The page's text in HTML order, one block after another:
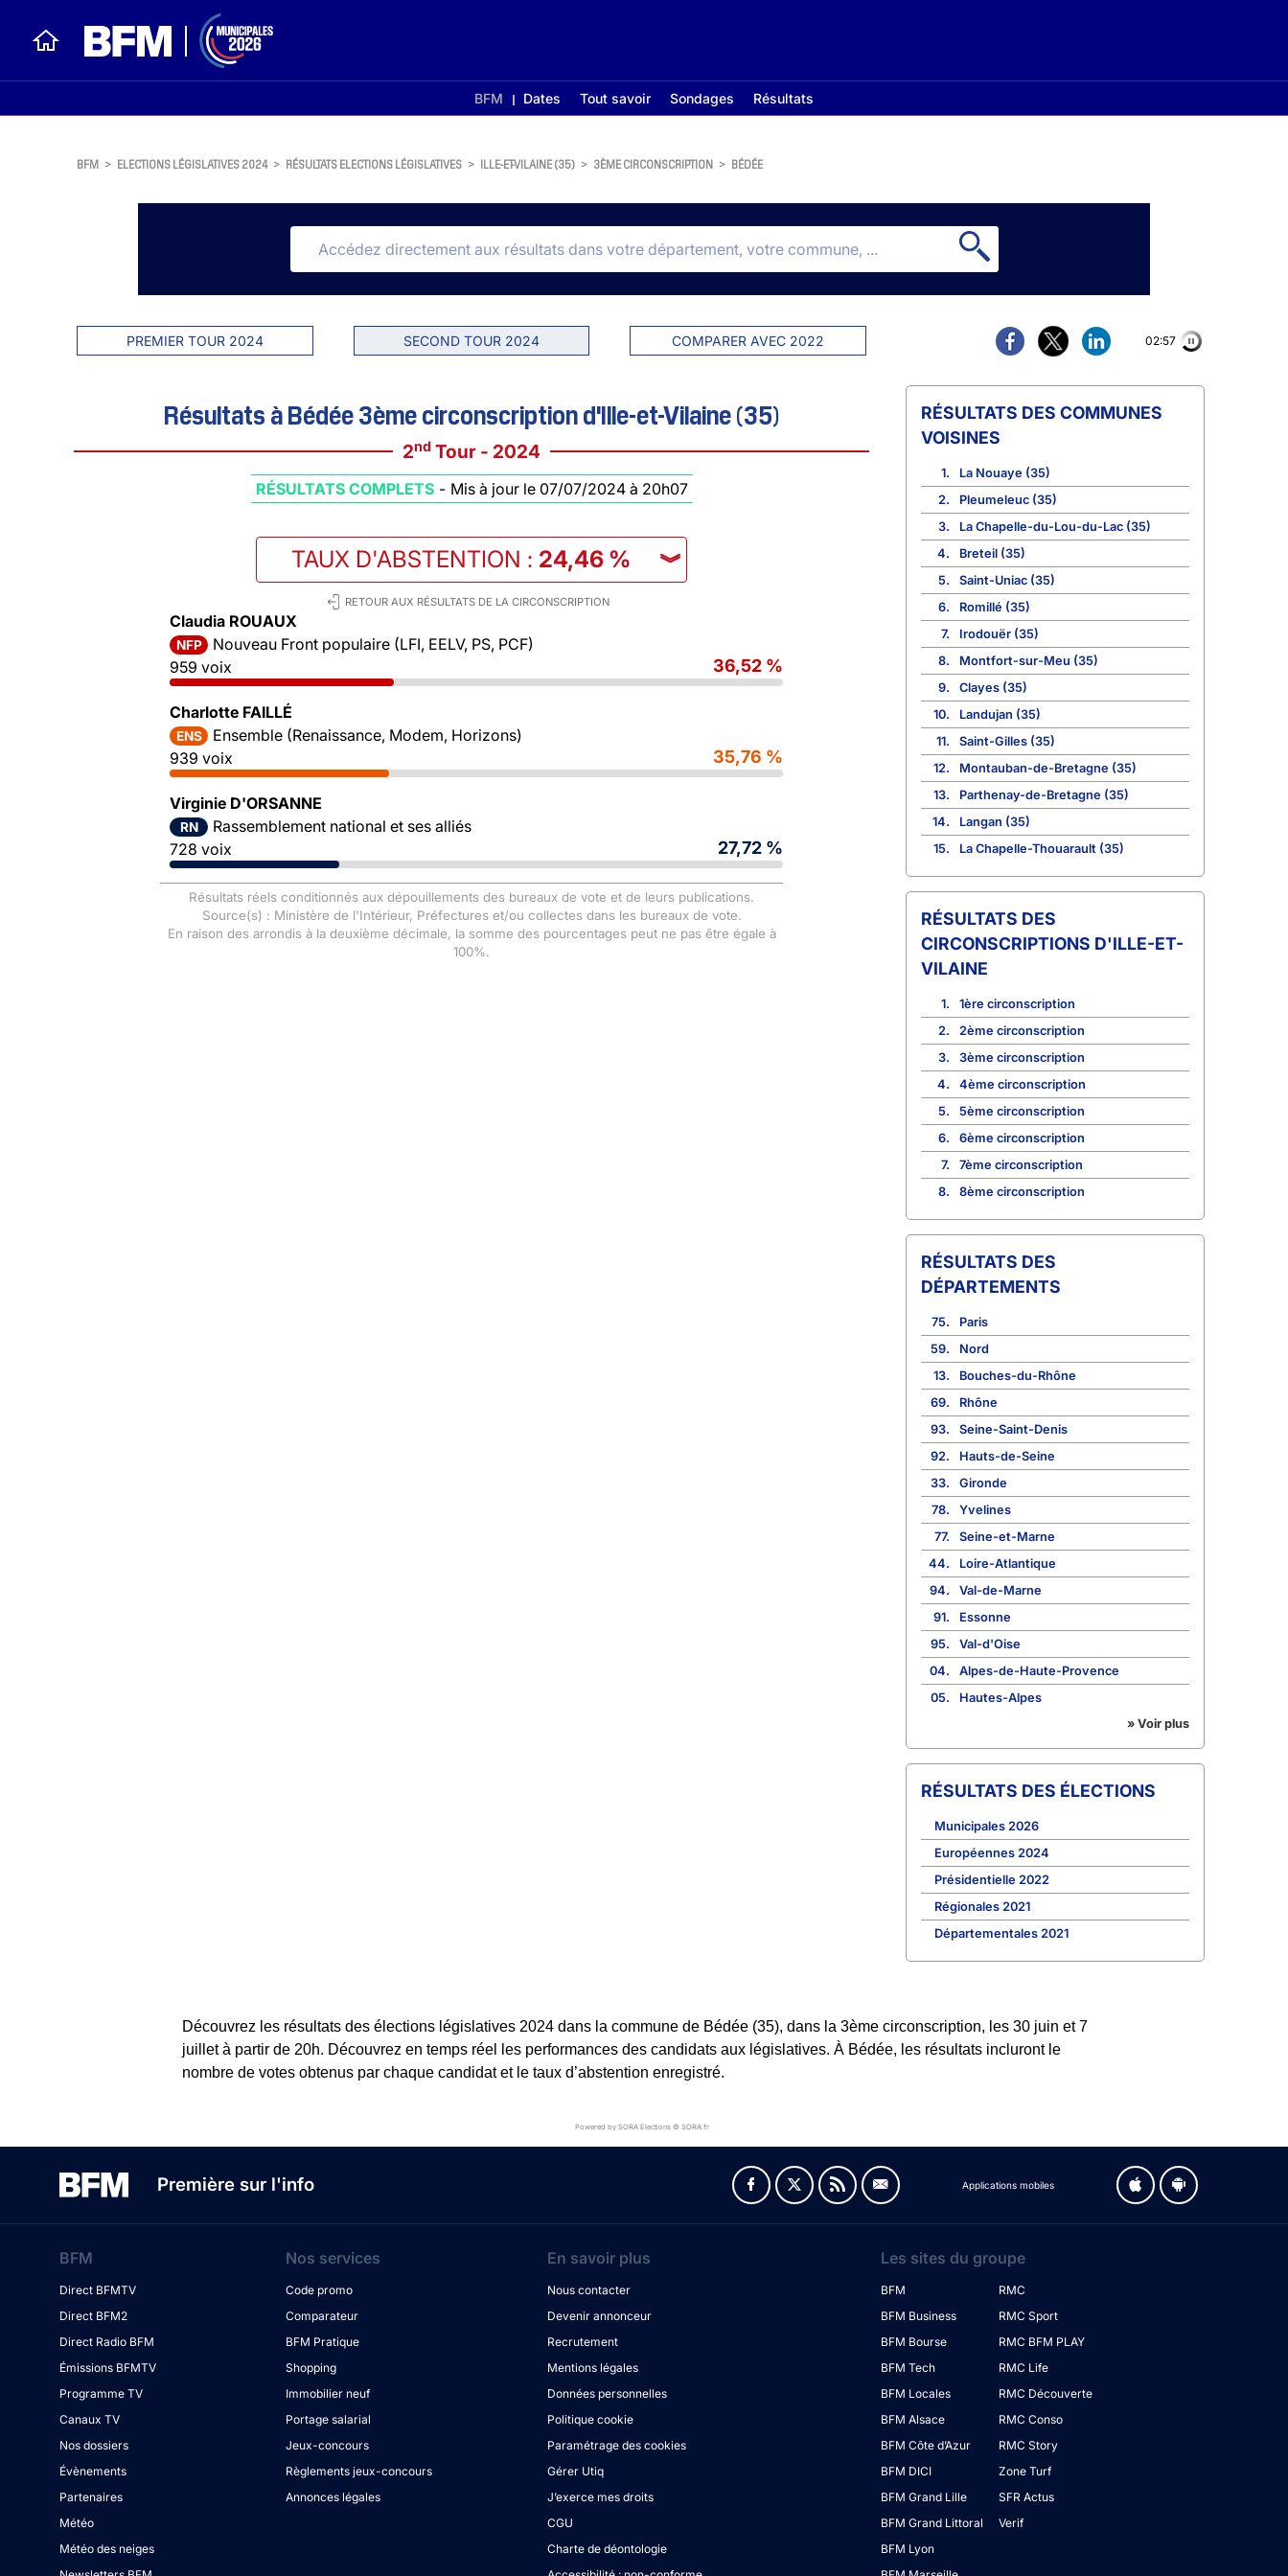
BFM Dates Tout savoir Sondages Résultats
BFM > ELECTIONS LÉGISLATIVES 2024 > RÉSULTATS ELECTIONS LÉGISLATIVES > ILLE-ET-VILAINE (35) > 3ÈME CIRCONSCRIPTION > BÉDÉE
PREMIER TOUR 2024 SECOND TOUR 2024 COMPARER AVEC 2022 02:56
Résultats à Bédée 3ème circonscription d'Ille-et-Vilaine (35)
2nd Tour - 2024
RÉSULTATS COMPLETS - Mis à jour le 07/07/2024 à 20h07
TAUX D'ABSTENTION : 24,46 % ︾
RETOUR AUX RÉSULTATS DE LA CIRCONSCRIPTION
Claudia ROUAUX
NFP
Nouveau Front populaire (LFI, EELV, PS, PCF)
959 voix
36,52 %
Charlotte FAILLÉ
ENS
Ensemble (Renaissance, Modem, Horizons)
939 voix
35,76 %
Virginie D'ORSANNE
RN
Rassemblement national et ses alliés
728 voix
27,72 %
Résultats réels conditionnés aux dépouillements des bureaux de vote et de leurs publications.
Source(s) : Ministère de l'Intérieur, Préfectures et/ou collectes dans les bureaux de vote.
En raison des arrondis à la deuxième décimale, la somme des pourcentages peut ne pas être égale à
100%.
COMMUNES
VOISINES
1.
La Nouaye (35)
2.
Pleumeleuc (35)
3.
La Chapelle-du-Lou-du-Lac (35)
4.
Breteil (35)
5.
Saint-Uniac (35)
6.
Romillé (35)
7.
Irodouër (35)
8.
Montfort-sur-Meu (35)
9.
Clayes (35)
10.
Landujan (35)
11.
Saint-Gilles (35)
12.
Montauban-de-Bretagne (35)
13.
Parthenay-de-Bretagne (35)
14.
Langan (35)
15.
La Chapelle-Thouarault (35)
CIRCONSCRIPTIONS D'ILLE-ET-
VILAINE
1.
1ère circonscription
2.
2ème circonscription
3.
3ème circonscription
4.
4ème circonscription
5.
5ème circonscription
6.
6ème circonscription
7.
7ème circonscription
8.
8ème circonscription
RÉSULTATS DES
DÉPARTEMENTS
75.
Paris
59.
Nord
13.
Bouches-du-Rhône
69.
Rhône
93.
Seine-Saint-Denis
92.
Hauts-de-Seine
33.
Gironde
78.
Yvelines
77.
Seine-et-Marne
44.
Loire-Atlantique
94.
Val-de-Marne
91.
Essonne
95.
Val-d'Oise
04.
Alpes-de-Haute-Provence
05.
Hautes-Alpes
» Voir plus
RÉSULTATS DES ÉLECTIONS
Municipales 2026
Européennes 2024
Présidentielle 2022
Régionales 2021
Départementales 2021
Découvrez les résultats des élections législatives 2024 dans la commune de Bédée (35), dans la 3ème circonscription, les 30 juin et 7
juillet à partir de 20h. Découvrez en temps réel les performances des candidats aux législatives. À Bédée, les résultats incluront le
nombre de votes obtenus par chaque candidat et le taux d’abstention enregistré.
Powered by SORA Elections © SORA.fr
Première sur l'info Applications mobiles
BFM
Direct BFMTV
Direct BFM2
Direct Radio BFM
Émissions BFMTV
Programme TV
Canaux TV
Nos dossiers
Évènements
Partenaires
Météo
Météo des neiges
Nos services
Code promo
Comparateur
BFM Pratique
Shopping
Immobilier neuf
Portage salarial
Jeux-concours
Règlements jeux-concours
Annonces légales
En savoir plus
Nous contacter
Devenir annonceur
Recrutement
Mentions légales
Données personnelles
Politique cookie
Paramétrage des cookies
Gérer Utiq
J’exerce mes droits
CGU
Charte de déontologie
Les sites du groupe
BFM
BFM Business
BFM Bourse
BFM Tech
BFM Locales
BFM Alsace
BFM Côte d’Azur
BFM DICI
BFM Grand Lille
BFM Grand Littoral
BFM Lyon
RMC
RMC Sport
RMC BFM PLAY
RMC Life
RMC Découverte
RMC Conso
RMC Story
Zone Turf
SFR Actus
Verif